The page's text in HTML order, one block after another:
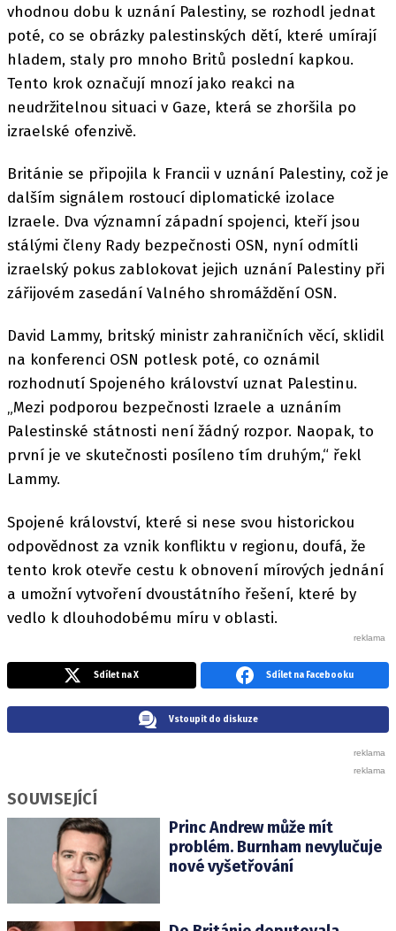
vhodnou dobu k uznání Palestiny, se rozhodl jednat
poté, co se obrázky palestinských dětí, které umírají
hladem, staly pro mnoho Britů poslední kapkou.
Tento krok označují mnozí jako reakci na
neudržitelnou situaci v Gaze, která se zhoršila po
izraelské ofenzivě.
Británie se připojila k Francii v uznání Palestiny, což je
dalším signálem rostoucí diplomatické izolace
Izraele. Dva významní západní spojenci, kteří jsou
stálými členy Rady bezpečnosti OSN, nyní odmítli
izraelský pokus zablokovat jejich uznání Palestiny při
zářijovém zasedání Valného shromáždění OSN.
David Lammy, britský ministr zahraničních věcí, sklidil
na konferenci OSN potlesk poté, co oznámil
rozhodnutí Spojeného království uznat Palestinu.
„Mezi podporou bezpečnosti Izraele a uznáním
Palestinské státnosti není žádný rozpor. Naopak, to
první je ve skutečnosti posíleno tím druhým,“ řekl
Lammy.
Spojené království, které si nese svou historickou
odpovědnost za vznik konfliktu v regionu, doufá, že
tento krok otevře cestu k obnovení mírových jednání
a umožní vytvoření dvoustátního řešení, které by
vedlo k dlouhodobému míru v oblasti.
Sdílet na X Sdílet na Facebooku
Vstoupit do diskuze
SOUVISEJÍCÍ
Princ Andrew může mít
problém. Burnham nevylučuje
nové vyšetřování